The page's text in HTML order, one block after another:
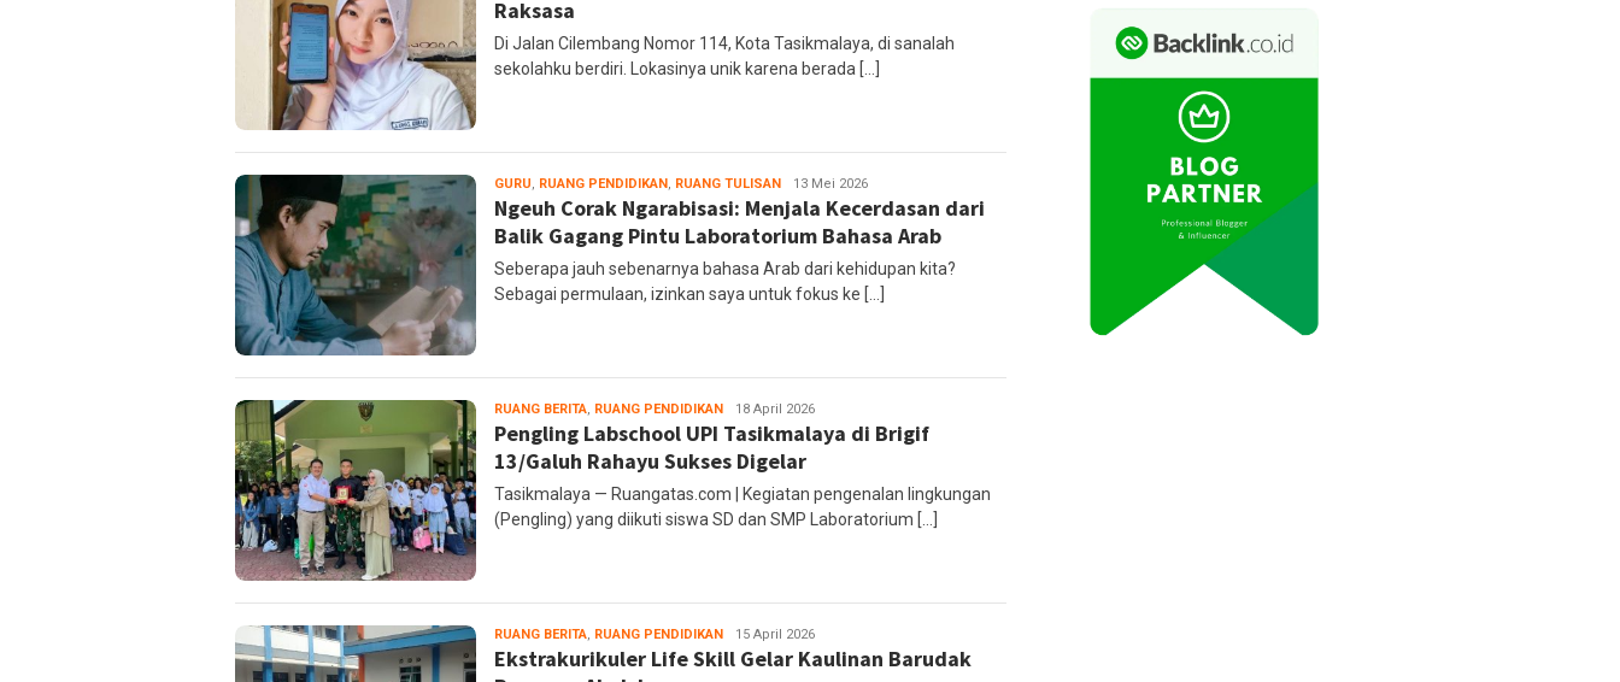
Raksasa
Di Jalan Cilembang Nomor 114, Kota Tasikmalaya, di sanalah
sekolahku berdiri. Lokasinya unik karena berada […]
GURU, RUANG PENDIDIKAN , RUANG TULISAN
Ruang
Editor
13 Mei 2026
Ngeuh Corak Ngarabisasi: Menjala Kecerdasan dari
Balik Gagang Pintu Laboratorium Bahasa Arab
Seberapa jauh sebenarnya bahasa Arab dari kehidupan kita?
Sebagai permulaan, izinkan saya untuk fokus ke […]
RUANG BERITA, RUANG PENDIDIKAN administrator
18 April 2026
Pengling Labschool UPI Tasikmalaya di Brigif
13/Galuh Rahayu Sukses Digelar
Tasikmalaya — Ruangatas.com | Kegiatan pengenalan lingkungan
(Pengling) yang diikuti siswa SD dan SMP Laboratorium […]
RUANG BERITA, RUANG PENDIDIKAN administrator
15 April 2026
Ekstrakurikuler Life Skill Gelar Kaulinan Barudak